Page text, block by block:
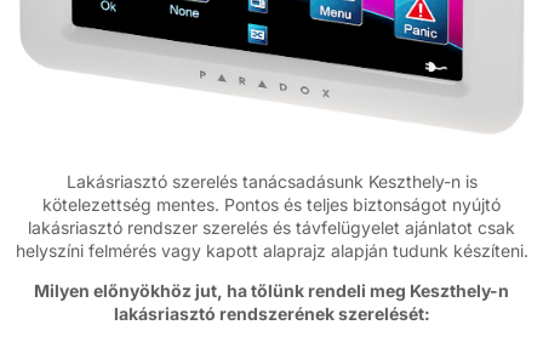
Lakásriasztó szerelés tanácsadásunk Keszthely-n is
kötelezettség mentes. Pontos és teljes biztonságot nyújtó
lakásriasztó rendszer szerelés és távfelügyelet ajánlatot csak
helyszíni felmérés vagy kapott alaprajz alapján tudunk készíteni.
Milyen előnyökhöz jut, ha tőlünk rendeli meg Keszthely-n
lakásriasztó rendszerének szerelését: